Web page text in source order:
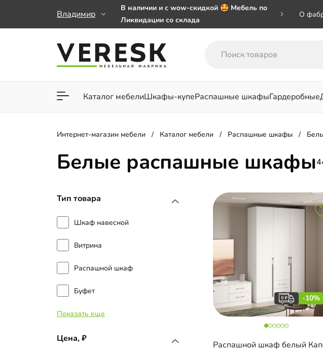
Владимир
В наличии и с wow-скидкой 🤩 Мебель по
Ликвидации со склада
заказе от 50 000 ₽
Важно! Наш Whatsapp переехал на номер
О
Каталог мебелиШкафы-купеРаспашные шкафыГардеробные
Для гостиной Для спальни
Интернет-магазин мебели Каталог мебели Распашные шкафы
Белые распашные шкафы
Тип товара
Шкаф навесной
Витрина
Распашной шкаф
Буфет
Книжный шкаф
Книжный шкаф-витрина
Показать еще
Цена,
-10%